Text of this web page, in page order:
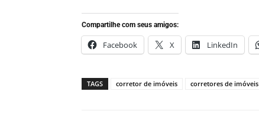
Compartilhe com seus amigos:
Facebook X LinkedIn
TAGS corretor de imóveis corretores de imóveis